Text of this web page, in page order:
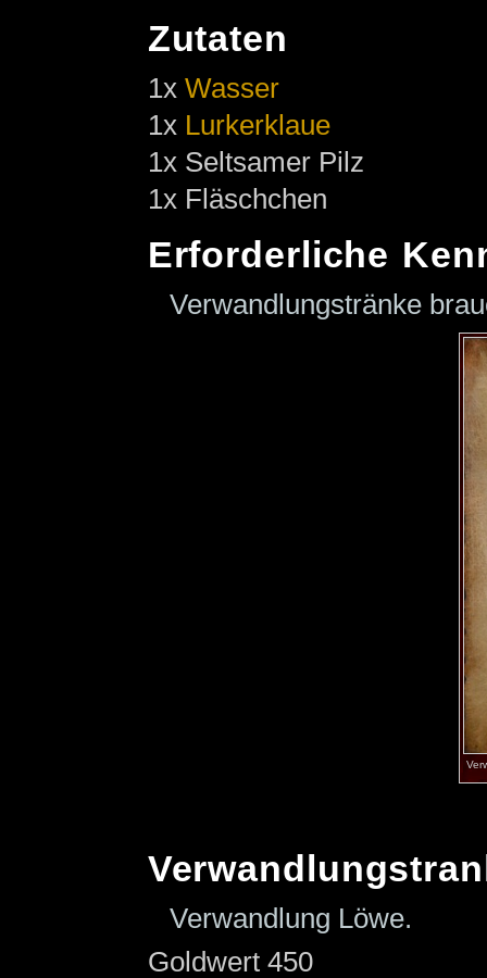
Zutaten
1x Wasser
1x Lurkerklaue
1x Seltsamer Pilz
1x Fläschchen
Erforderliche
Verwandlungstränke
Verwandlung Löwe.
Goldwert 450